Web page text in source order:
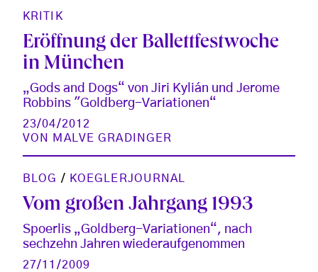
KRITIK
Eröffnung der Ballettfestwoche
in München
„Gods and Dogs“ von Jiri Kylián und Jerome
Robbins "Goldberg-Variationen“
23/04/2012
VON MALVE GRADINGER
BLOG / KOEGLERJOURNAL
Vom großen Jahrgang 1993
Spoerlis „Goldberg-Variationen“, nach
sechzehn Jahren wiederaufgenommen
27/11/2009